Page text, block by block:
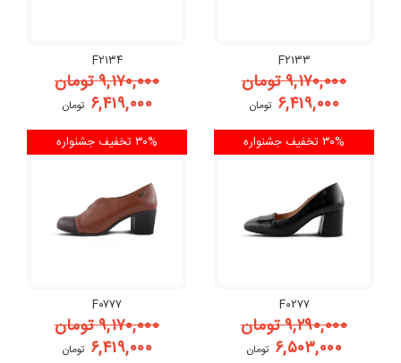
F۲۱۳۴
۹,۱۷۰,۰۰۰تومان
۶,۴۱۹,۰۰۰ تومان
F۲۱۳۳
۹,۱۷۰,۰۰۰تومان
۶,۴۱۹,۰۰۰ تومان
F۰۷۷۷
۹,۱۷۰,۰۰۰تومان
۶,۴۱۹,۰۰۰ تومان
۳۰% تخفیف جشنواره
F۰۲۷۷
۹,۲۹۰,۰۰۰تومان
۶,۵۰۳,۰۰۰ تومان
۳۰% تخفیف جشنواره